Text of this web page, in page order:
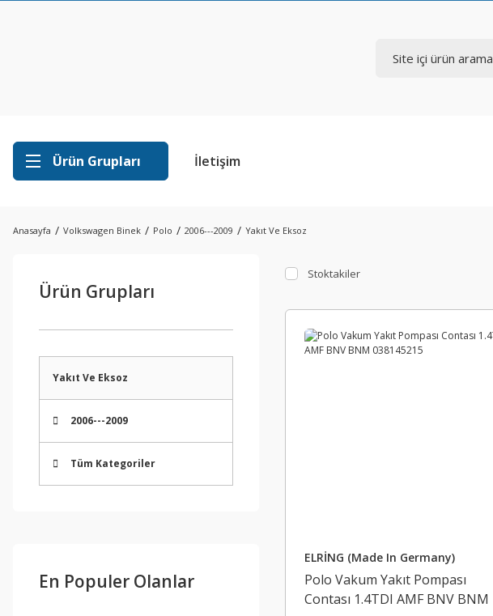
Ürün Grupları İletişim
Anasayfa Volkswagen Binek Polo 2006---2009 Yakıt Ve Eksoz
Ürün Grupları
Yakıt Ve Eksoz
2006---2009
Tüm Kategoriler
En Populer Olanlar
Stoktakiler
ELRİNG (Made In Germany)
Polo Vakum Yakıt Pompası
Contası 1.4TDI AMF BNV BNM